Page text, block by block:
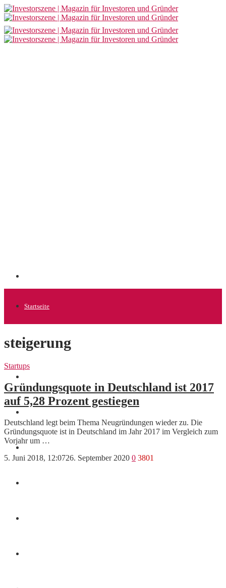
Startseite
Allgemein
steigerung
Startups
Gründungsquote in Deutschland ist 2017
auf 5,28 Prozent gestiegen
Deutschland legt beim Thema Neugründungen wieder zu. Die
Gründungsquote ist in Deutschland im Jahr 2017 im Vergleich zum
Vorjahr um …
5. Juni 2018, 12:0726. September 2020 0 3801